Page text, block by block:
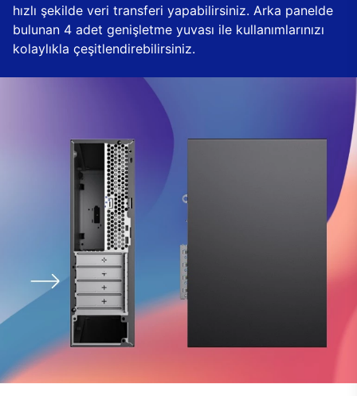
hızlı şekilde veri transferi yapabilirsiniz. Arka panelde
bulunan 4 adet genişletme yuvası ile kullanımlarınızı
kolaylıkla çeşitlendirebilirsiniz.